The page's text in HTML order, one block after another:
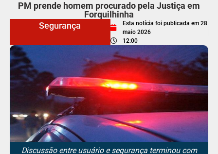
PM prende homem procurado pela Justiça em
Forquilhinha
Segurança
Esta notícia foi publicada em 28
maio 2026
12:00
Discussão entre usuário e segurança terminou com